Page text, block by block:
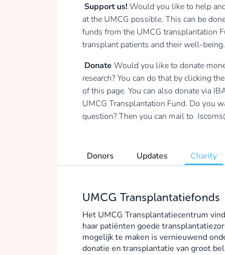
Support us!Would you like to help
at the UMCG possible. This can be
funds from the UMCG transplantation
transplant patients and their well-being.
Donate Would you like to donate
research? You can do that by clicking
of this page. You can also donate via
UMCG Transplantation Fund. Do you
question? Then you can mail to
Donors Updates Charity
UMCG Transplantatiefonds
​Het UMCG Transplantatiecentrum
haar patiënten goede
mogelijk te maken is vernieuwend
donatie en transplantatie van groot